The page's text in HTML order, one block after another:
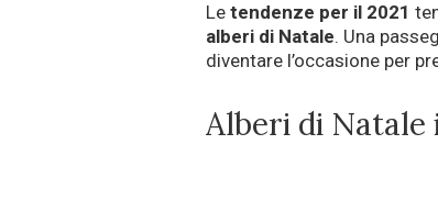
Le tendenze per il 2021
alberi di Natale. Una
diventare l’occasione per
Alberi di Natale